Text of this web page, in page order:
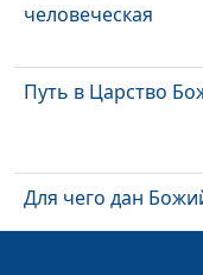
человеческая
Путь в Царство
Для чего дан